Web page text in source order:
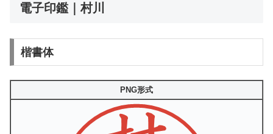
電子印鑑｜村川
楷書体
PNG形式